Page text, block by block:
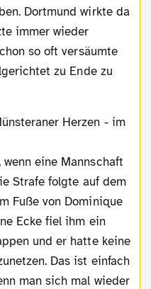
Dortmund wirkte da
immer wieder
so oft versäumte
zu Ende zu
Strafe folgte auf dem
Fuße von Dominique
Ecke fiel ihm ein
und er hatte keine
Das ist einfach
man sich mal wieder